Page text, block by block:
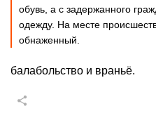
обувь, а с задержанного
одежду. На месте
обнаженный.
балабольство и враньё.